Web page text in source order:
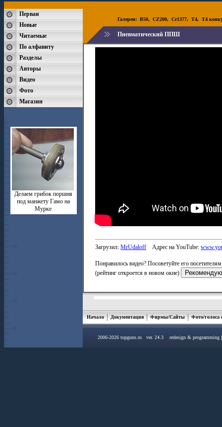
Первая
Новые
Читаемые
По алфавиту
Разделы
Авторы
Видео
Фото
Магазин
Делаем грибок поршня
под манжету Гамо на
Мурке
Галереи: B50, CZ200, Cr1377, T4, T4
Пневматический ППШ
Загрузил: MrUdaloff Адрес на YouTube:
Понравилось видео? Посоветуйте его посетителям
(рейтинг откроется в новом окне)
Начало Документация Фирмы/Сайты Фото/голоса
2006-2026 topguns.ru ver. 24.3 redesign & programming